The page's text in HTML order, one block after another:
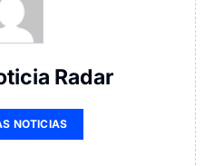
Radar
NOTICIAS